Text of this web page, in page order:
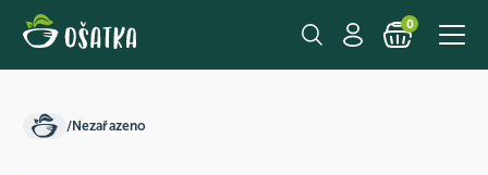
0
/Nezařazeno